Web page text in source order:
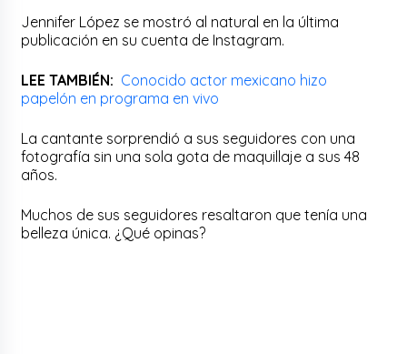
Jennifer López se mostró al natural en la última
publicación en su cuenta de Instagram.
LEE TAMBIÉN: Conocido actor mexicano hizo
papelón en programa en vivo
La cantante sorprendió a sus seguidores con una
fotografía sin una sola gota de maquillaje a sus 48
años.
Muchos de sus seguidores resaltaron que tenía una
belleza única. ¿Qué opinas?